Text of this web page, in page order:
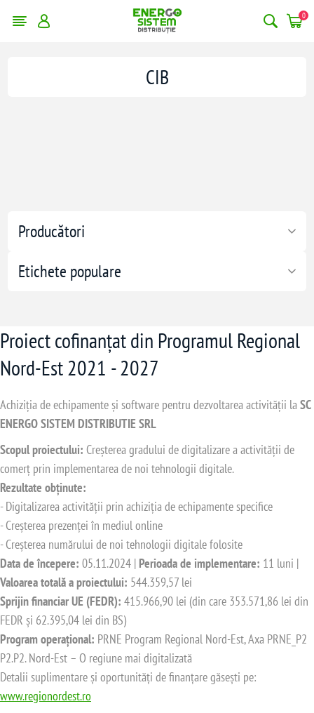
0
Producători
Etichete populare
CIB
Proiect cofinanțat din Programul Regional
Nord-Est 2021 - 2027
Achiziția de echipamente și software pentru dezvoltarea activității laSC
ENERGO SISTEM DISTRIBUTIE SRL
Scopul proiectului: Creșterea gradului de digitalizare a activității de
comerț prin implementarea de noi tehnologii digitale.
Rezultate obținute:
- Digitalizarea activității prin achiziția de echipamente specifice
- Creșterea prezenței în mediul online
- Creșterea numărului de noi tehnologii digitale folosite
Data de începere: 05.11.2024 | Perioada de implementare: 11 luni |
Valoarea totală a proiectului: 544.359,57 lei
Sprijin financiar UE (FEDR): 415.966,90 lei (din care 353.571,86 lei din
FEDR și 62.395,04 lei din BS)
Program operațional: PRNE Program Regional Nord-Est, Axa PRNE_P2
P2.P2. Nord-Est – O regiune mai digitalizată
Detalii suplimentare și oportunități de finanțare găsești pe:
www.regionordest.ro